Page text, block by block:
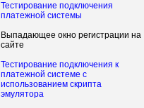
Тестирование подключения
платежной системы
Выпадающее окно регистрации на
сайте
Тестирование подключения к
платежной системе с
использованием скрипта
эмулятора